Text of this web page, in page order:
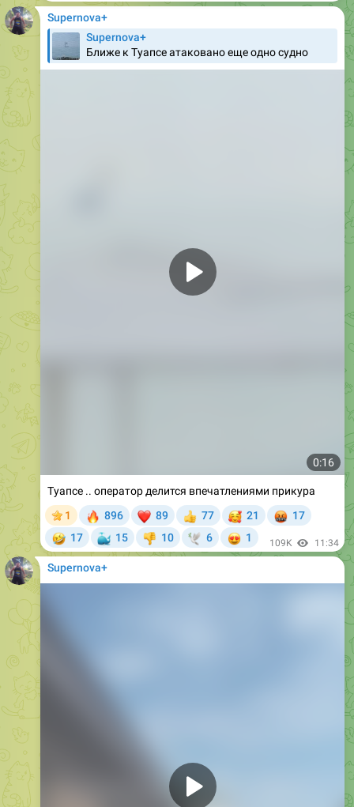
Supernova+
Supernova+
Ближе к Туапсе атаковано еще одно судно
0:16
Туапсе .. оператор делится впечатлениями прикура
1
896
❤
89
👍
77
🥰
21
🤬
17
17 15
👎
10
🕊
6
😍
1 109K 11:34
Supernova+